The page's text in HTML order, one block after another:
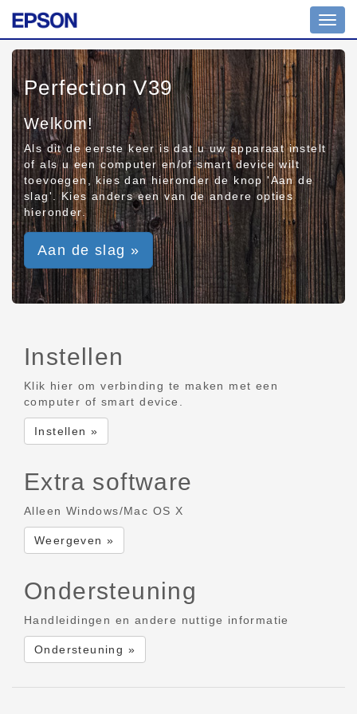
Perfection V39
Welkom!
Als dit de eerste keer is dat u uw apparaat instelt
of als u een computer en/of smart device wilt
toevoegen, kies dan hieronder de knop 'Aan de
slag'. Kies anders een van de andere opties
hieronder.
Aan de slag »
Instellen
Klik hier om verbinding te maken met een
computer of smart device.
Instellen »
Extra software
Alleen Windows/Mac OS X
Weergeven »
Ondersteuning
Handleidingen en andere nuttige informatie
Ondersteuning »